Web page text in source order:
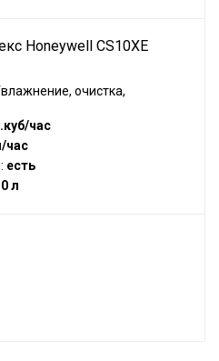
Honeywell CS10XE
очистка,
час
час
есть
л